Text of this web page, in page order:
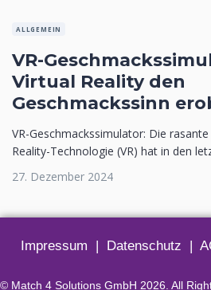
ALLGEMEIN
VR-
Virtual Reality den
Geschmackssinn
VR-Geschmackssimulator: Die
Reality-Technologie (VR) hat in den
27. Dezember 2024
Impressum | Datenschutz |
© Match 4 Solutions GmbH 2026. All